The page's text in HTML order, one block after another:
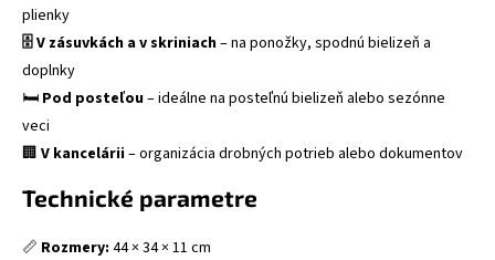
plienky
🗄 V zásuvkách a v skriniach– na ponožky, spodnú bielizeň a
doplnky
🛏 Pod posteľou– ideálne na posteľnú bielizeň alebo sezónne
veci
🏢 V kancelárii– organizácia drobných potrieb alebo dokumentov
Technické parametre
📏 Rozmery: 44 × 34 × 11 cm